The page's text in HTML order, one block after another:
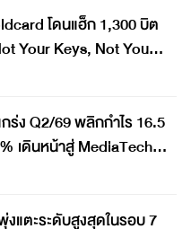
โดนแฮ็ก 1,300 บิต
ร่ง Q2/69 พลิกกำไร 16.5
เดินหน้าสู่ MediaTech
งแตะระดับสูงสุดในรอบ 7